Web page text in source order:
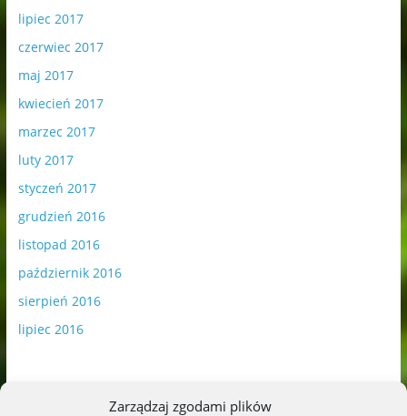
Zarządzaj zgodami plików
lipiec 2017
czerwiec 2017
maj 2017
kwiecień 2017
marzec 2017
luty 2017
styczeń 2017
grudzień 2016
listopad 2016
październik 2016
sierpień 2016
lipiec 2016